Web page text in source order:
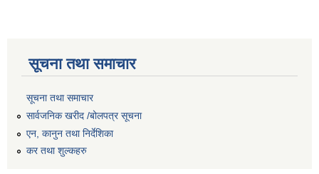
सूचना तथा समाचार
सूचना तथा समाचार
सार्वजनिक खरीद /बोलपत्र सूचना
एन, कानुन तथा निर्देशिका
कर तथा शुल्कहरु